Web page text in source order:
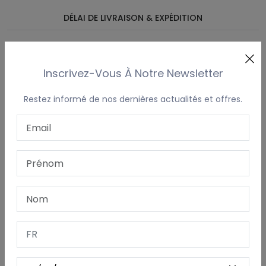
DÉLAI DE LIVRAISON & EXPÉDITION
Ce sweat à capuche pour femme est conçu spécialement
recherche d’un look plus structuré sans compromettre la
liberté de mouvement.
d’une capuche doublée et d’une poche kangourou pratique.
Parfait pour les clubs, les équipes, les écoles ou pour une
utilisation quotidienne. Personnalisez-le avec un nom, un
logo ou un texte – petit ou grand, à l’avant, à l’arrière, ou les
Inscrivez-Vous À Notre Newsletter
Restez informé de nos dernières actualités et offres.